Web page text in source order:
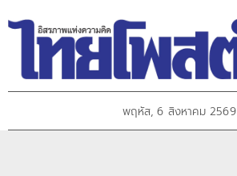
พฤหัส, 6 สิงหาคม 2569